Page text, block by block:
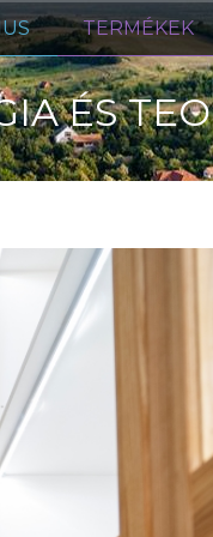
TERMÉKEK
ÉS